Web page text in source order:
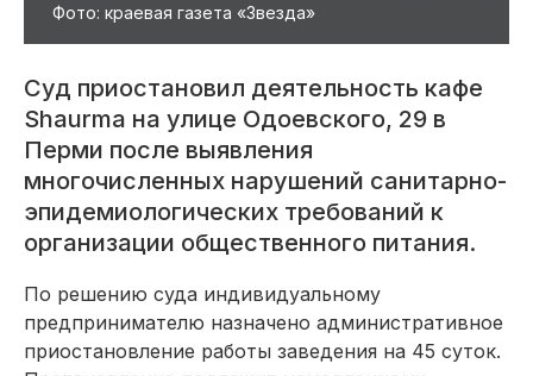
Фото: краевая газета «Звезда»
Суд приостановил деятельность кафе
Shaurma на улице Одоевского, 29 в
Перми после выявления
многочисленных нарушений санитарно-
эпидемиологических требований к
организации общественного питания.
По решению суда индивидуальному
предпринимателю назначено административное
приостановление работы заведения на 45 суток.